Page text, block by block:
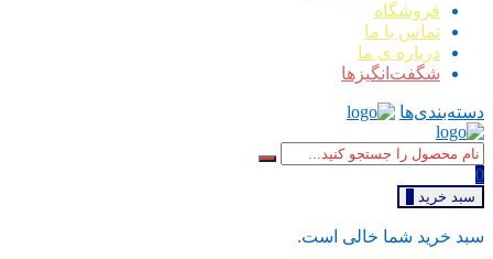
فروشگاه
تماس با ما
درباره ی ما
شگفت‌انگیزها
دسته‌بندی‌ها
0
سبد خرید
سبد خرید شما خالی است.